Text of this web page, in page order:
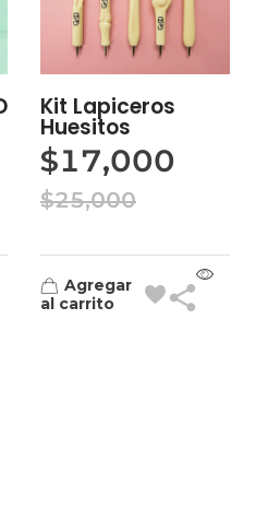
Kit Lapiceros
Huesitos
$17,000
$25,000
Agregar
al carrito